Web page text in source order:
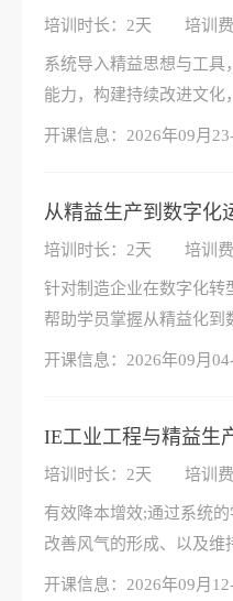
培训时长：2天 培训费
系统导入精益思想与工
能力，构建持续改进文化
开课信息： 2026年09月
从精益生产到数字化
培训时长：2天 培训费
针对制造企业在数字化转
帮助学员掌握从精益化到
开课信息： 2026年09月
IE工业工程与精益生
培训时长：2天 培训费
有效降本增效;通过系统
改善风气的形成、以及维
开课信息： 2026年09月